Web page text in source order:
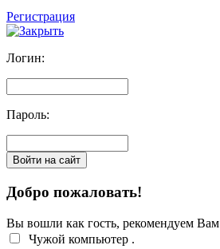
Регистрация
Логин:
Пароль:
Добро пожаловать!
Вы вошли как гость, рекомендуем Вам
Чужой компьютер .